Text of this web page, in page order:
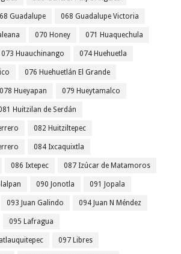
Guadalupe 068 Guadalupe Victoria
070 Honey 071 Huaquechula
073 Huauchinango 074 Huehuetla
076 Huehuetlán El Grande
078 Hueyapan 079 Hueytamalco
Huitzilan de Serdán
082 Huitziltepec
084 Ixcaquixtla
086 Ixtepec 087 Izúcar de Matamoros
090 Jonotla 091 Jopala
093 Juan Galindo 094 Juan N Méndez
095 Lafragua
097 Libres